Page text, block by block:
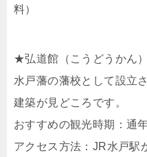
料）
★弘道館（こうどうかん）
水戸藩の藩校として設立
建築が見どころです。
おすすめの観光時期：通
アクセス方法：JR水戸駅